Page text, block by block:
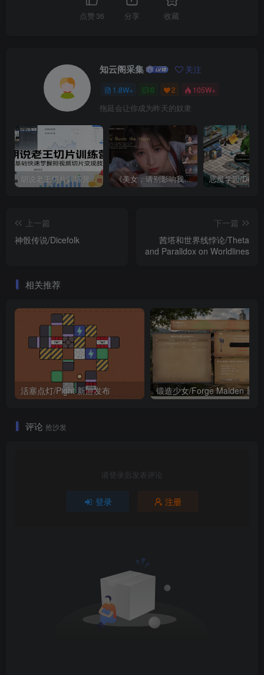
点赞 36 分享 收藏
知云阁采集 关注
1.8W+ 0 2 105W+
拖延会让你成为昨天的奴隶
胡说老王切片训练营，零基础快速掌握短视频切片变现技巧 《美女，请别影响我成仙全球版》中文版
上一篇
神骰传说/Dicefolk
下一篇
茜塔和世界线悖论/Theta
and Paralldox on Worldlines
相关推荐
活塞点灯/Pight 新游发布
评论 抢沙发
请登录后发表评论
登录 注册